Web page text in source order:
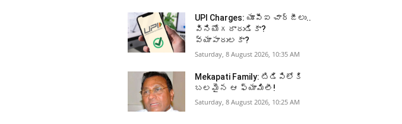
UPI Charges: యూపీఐ చార్జీలు..
వినియోగదారుడికా?
వ్యాపారులకా?
Saturday, 8 August 2026, 10:35 AM
Mekapati Family: టిడిపిలోకి
బలమైన ఆ ఫ్యామిలీ!
Saturday, 8 August 2026, 10:25 AM